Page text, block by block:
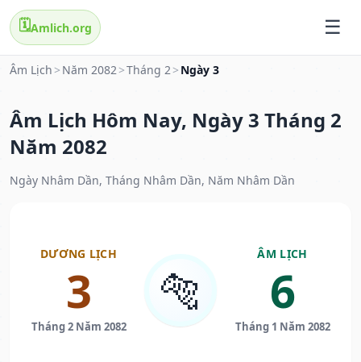
🗓️Amlich.org
Âm Lịch > Năm 2082>Tháng 2> Ngày 3
Âm Lịch Hôm Nay, Ngày 3 Tháng 2
Năm 2082
Ngày Nhâm Dần, Tháng Nhâm Dần, Năm Nhâm Dần
DƯƠNG LỊCH
3
Tháng 2 Năm 2082
🐅
ÂM LỊCH
6
Tháng 1 Năm 2082